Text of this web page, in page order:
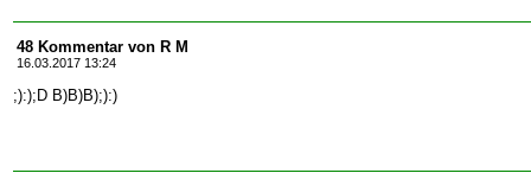
48 Kommentar von R M
16.03.2017 13:24
;):);D B)B)B);):)